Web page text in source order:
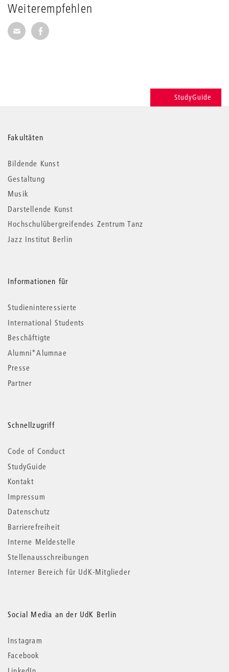
Weiterempfehlen
Seite per E-Mail weiterempfehlen
Seite auf Facebook weiterempfehlen
StudyGuide
Weitere
Informationen
Fakultäten
Bildende Kunst
Gestaltung
Musik
Darstellende Kunst
Hochschulübergreifendes Zentrum Tanz
Jazz Institut Berlin
Informationen für
Studieninteressierte
International Students
Beschäftigte
Alumni*Alumnae
Presse
Partner
Schnellzugriff
Code of Conduct
StudyGuide
Kontakt
Impressum
Datenschutz
Barrierefreiheit
Interne Meldestelle
Stellenausschreibungen
Interner Bereich für UdK-Mitglieder
Social Media an der UdK Berlin
Instagram
Facebook